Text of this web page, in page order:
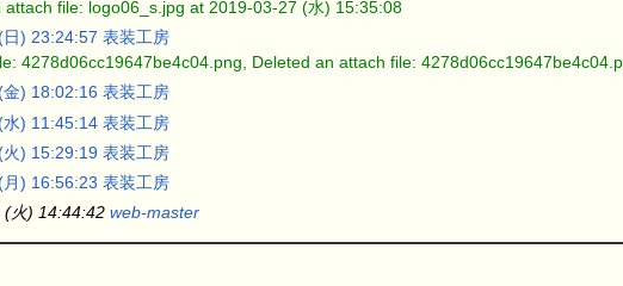
attach file: logo06_s.jpg at 2019-03-27 (水) 15:35:08
) 23:24:57 表装工房
4278d06cc19647be4c04.png, Deleted an attach file:
) 18:02:16 表装工房
) 11:45:14 表装工房
) 15:29:19 表装工房
) 16:56:23 表装工房
火) 14:44:42 web-master